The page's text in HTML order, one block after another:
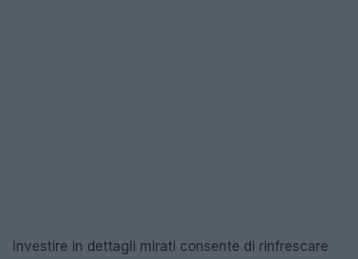
Investire in dettagli mirati consente di rinfrescare